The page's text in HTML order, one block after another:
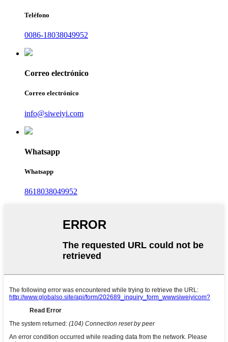
Teléfono
0086-18038049952
Correo electrónico
Correo electrónico
info@siweiyi.com
Whatsapp
Whatsapp
8618038049952